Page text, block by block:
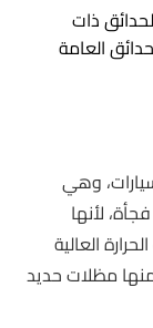
ذات
العامة
وهي
لأنها
العالية
منها مظلات حديد